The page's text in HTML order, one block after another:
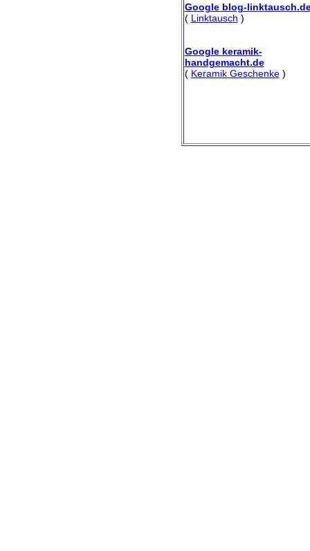
Google blog-
( Linktausch )
Google keramik-
handgemacht.de
( Keramik Geschenke)